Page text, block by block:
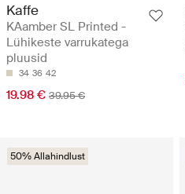
Kaffe
KAamber SL Printed -
Lühikeste varrukatega
pluusid
34 36 42
19.98 € 39.95 €
50% Allahindlust